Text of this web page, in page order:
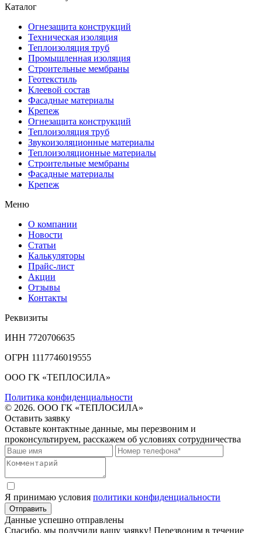
Каталог
Огнезащита конструкций
Техническая изоляция
Теплоизоляция труб
Промышленная изоляция
Строительные мембраны
Геотекстиль
Клеевой состав
Фасадные материалы
Крепеж
Огнезащита конструкций
Теплоизоляция труб
Звукоизоляционные материалы
Теплоизоляционные материалы
Строительные мембраны
Фасадные материалы
Крепеж
Меню
О компании
Новости
Статьи
Калькуляторы
Прайс-лист
Акции
Отзывы
Контакты
Реквизиты
ИНН 7720706635
ОГРН 1117746019555
ООО ГК «ТЕПЛОСИЛА»
Политика конфиденциальности
© 2026. ООО ГК «ТЕПЛОСИЛА»
Оставить заявку
Оставьте контактные данные, мы перезвоним и
проконсультируем, расскажем об условиях сотрудничества
Я принимаю условия политики конфиденциальности
Отправить
Данные успешно отправлены
Спасибо, мы получили вашу заявку! Перезвоним в течение